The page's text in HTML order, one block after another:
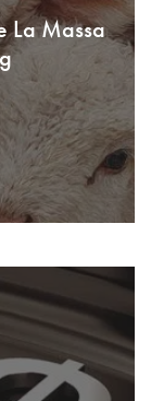
La Massa